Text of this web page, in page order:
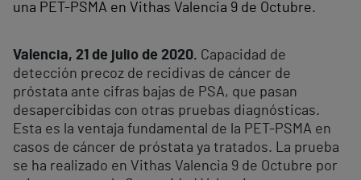
una PET-PSMA en Vithas Valencia 9 de Octubre.
Valencia, 21 de julio de 2020. Capacidad de
detección precoz de recidivas de cáncer de
próstata ante cifras bajas de PSA, que pasan
desapercibidas con otras pruebas diagnósticas.
Esta es la ventaja fundamental de la PET-PSMA en
casos de cáncer de próstata ya tratados. La prueba
se ha realizado en Vithas Valencia 9 de Octubre por